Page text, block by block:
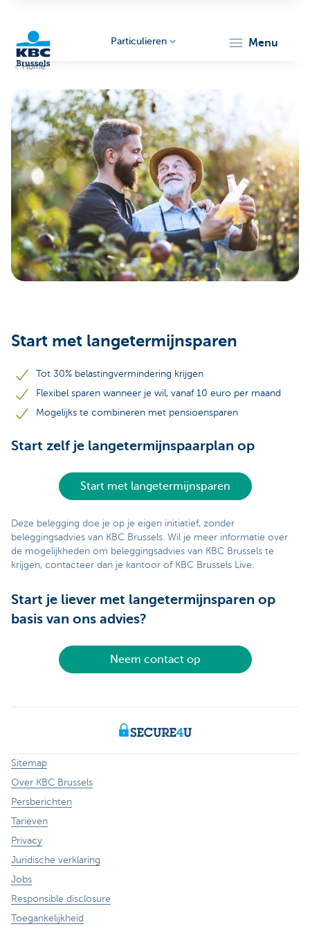
Particulieren menu
Home
Start met langetermijnsparen
Tot 30% belastingvermindering krijgen
Flexibel sparen wanneer je wil, vanaf 10 euro per maand
Mogelijks te combineren met pensioensparen
Start zelf je langetermijnspaarplan op
Start met langetermijnsparen
Deze belegging doe je op je eigen initiatief, zonder
beleggingsadvies van KBC Brussels. Wil je meer informatie over
de mogelijkheden om beleggingsadvies van KBC Brussels te
krijgen, contacteer dan je kantoor of KBC Brussels Live.
Start je liever met langetermijnsparen op
basis van ons advies?
Neem contact op
Sitemap
Over KBC Brussels
Persberichten
Tarieven
Privacy
Juridische verklaring
Jobs
Responsible disclosure
Toegankelijkheid